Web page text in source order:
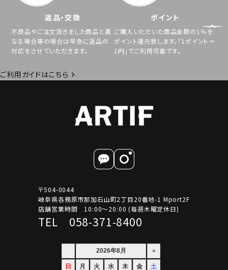
返品・交換
不良品やご注文頂きました商品と異
なる場合等の場合は早急に返品の
対応をさせていただきます。
ポイント
ご購入いただいた商品金額の1％を
ポイント還元致します。「1ポイント＝
1円」でご利用可能です。
ご利用ガイドはこちら
〒504-0044
岐阜県各務原市那加石山町2丁目20番地-1 Mport2F
店舗営業時間 10:00～20:00 (毎週木曜定休日)
TEL 058-371-8400